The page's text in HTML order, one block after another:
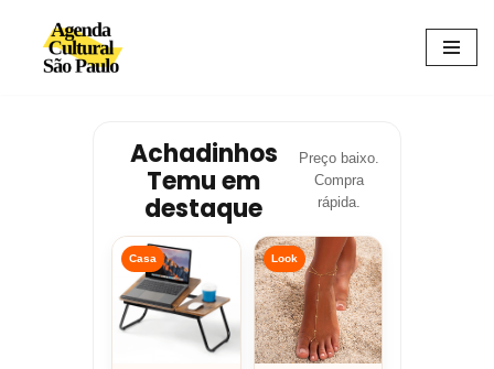
Avançar
Achadinhos
Temu em
destaque
Preço baixo.
Compra
rápida.
Casa Look